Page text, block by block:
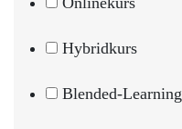
Hybridkurs
Blended-Learning